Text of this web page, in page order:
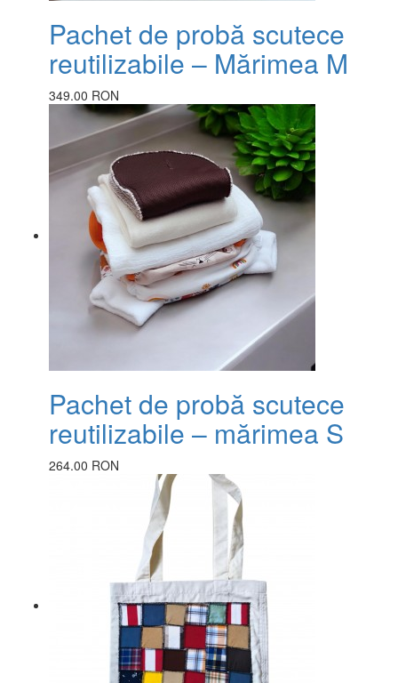
Pachet de probă scutece
reutilizabile – Mărimea M
349.00 RON
Pachet de probă scutece
reutilizabile – mărimea S
264.00 RON